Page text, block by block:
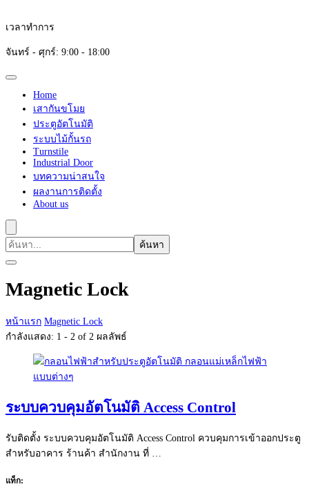
เวลาทำการ
จันทร์ - ศุกร์: 9:00 - 18:00
Home
เสากันขโมย
ประตูอัตโนมัติ
ระบบไม้กั้นรถ
Turnstile
Industrial Door
บทความน่าสนใจ
ผลงานการติดตั้ง
About us
ค้นหา
Magnetic Lock
หน้าแรก Magnetic Lock
กำลังแสดง: 1 - 2 of 2 ผลลัพธ์
ระบบควบคุมอัตโนมัติ Access Control
รับติดตั้ง ระบบควบคุมอัตโนมัติ Access Control ควบคุมการเข้าออกประตู
สำหรับอาคาร ร้านค้า สำนักงาน ที่ …
แท็ก: